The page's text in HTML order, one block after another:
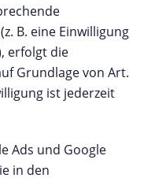
B. eine Einwilligung
erfolgt die
Grundlage von Art.
ist jederzeit
Ads und Google
in den